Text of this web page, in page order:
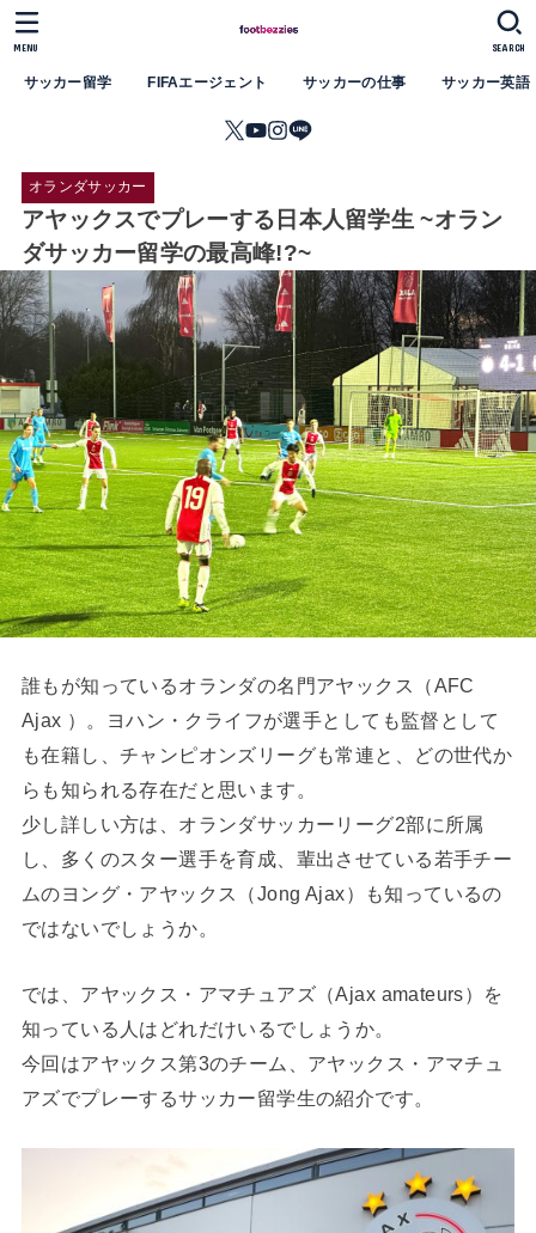
サッカー留学 FIFAエージェント サッカーの仕事 サッカー英語
SEARCH
MENU
オランダサッカー
アヤックスでプレーする日本人留学生 ~オラン
ダサッカー留学の最高峰!?~
誰もが知っているオランダの名門アヤックス（AFC
Ajax ）。ヨハン・クライフが選手としても監督として
も在籍し、チャンピオンズリーグも常連と、どの世代か
らも知られる存在だと思います。
少し詳しい方は、オランダサッカーリーグ2部に所属
し、多くのスター選手を育成、輩出させている若手チー
ムのヨング・アヤックス（Jong Ajax）も知っているの
ではないでしょうか。
では、アヤックス・アマチュアズ（Ajax amateurs）を
知っている人はどれだけいるでしょうか。
今回はアヤックス第3のチーム、アヤックス・アマチュ
アズでプレーするサッカー留学生の紹介です。